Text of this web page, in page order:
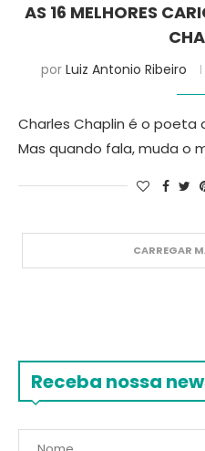
AS 16 MELHORES
por Luiz Antonio Ribeiro
Charles Chaplin é o poeta
Mas quando fala, muda o
CARREGAR
Receba nossa